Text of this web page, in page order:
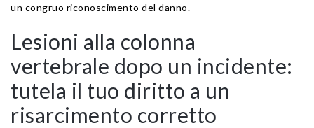
un congruo riconoscimento del danno.
Lesioni alla colonna
vertebrale dopo un incidente:
tutela il tuo diritto a un
risarcimento corretto